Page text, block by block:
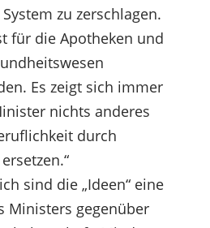
zu zerschlagen.
für die Apotheken und
Es zeigt sich immer
nichts anderes
durch
sind die „Ideen“ eine
Ministers gegenüber